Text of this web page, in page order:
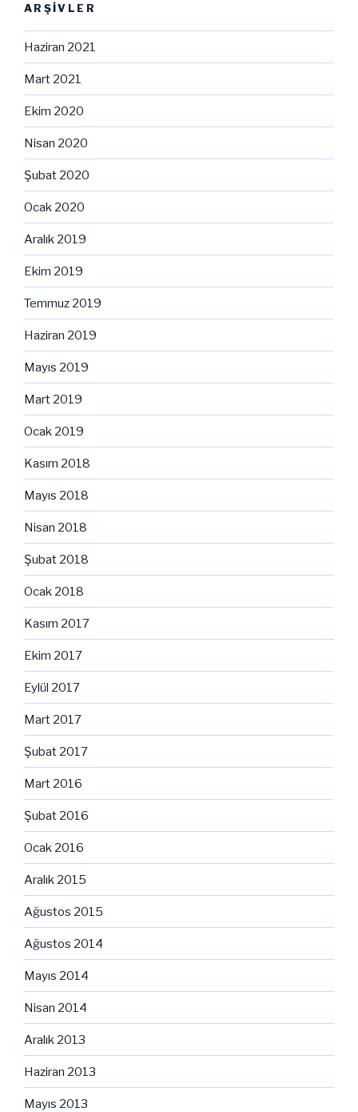
ARŞIVLER
Haziran 2021
Mart 2021
Ekim 2020
Nisan 2020
Şubat 2020
Ocak 2020
Aralık 2019
Ekim 2019
Temmuz 2019
Haziran 2019
Mayıs 2019
Mart 2019
Ocak 2019
Kasım 2018
Mayıs 2018
Nisan 2018
Şubat 2018
Ocak 2018
Kasım 2017
Ekim 2017
Eylül 2017
Mart 2017
Şubat 2017
Mart 2016
Şubat 2016
Ocak 2016
Aralık 2015
Ağustos 2015
Ağustos 2014
Mayıs 2014
Nisan 2014
Aralık 2013
Haziran 2013
Mayıs 2013